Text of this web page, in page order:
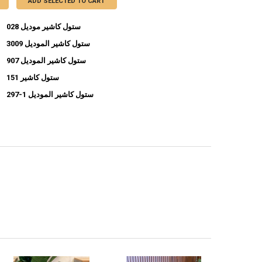
ستول كاشير موديل 028
ستول كاشير الموديل 3009
ستول كاشير الموديل 907
ستول كاشير 151
ستول كاشير الموديل 1-297